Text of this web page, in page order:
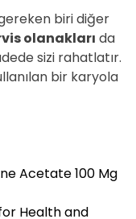
biri diğer
olanakları da
sizi rahatlatır.
bir karyola
Acetate 100 Mg
Health and